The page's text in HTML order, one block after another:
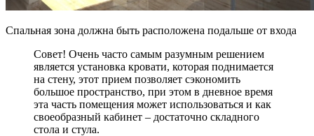
Спальная зона должна быть расположена подальше от входа
Совет! Очень часто самым разумным решением
является установка кровати, которая поднимается
на стену, этот прием позволяет сэкономить
большое пространство, при этом в дневное время
эта часть помещения может использоваться и как
своеобразный кабинет – достаточно складного
стола и стула.